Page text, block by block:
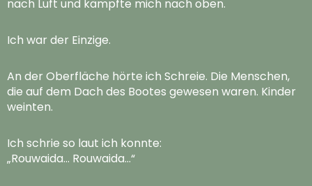
nach Luft und kämpfte mich nach oben.
Ich war der Einzige.
An der Oberfläche hörte ich Schreie. Die Menschen,
die auf dem Dach des Bootes gewesen waren. Kinder
weinten.
Ich schrie so laut ich konnte:
„Rouwaida… Rouwaida…“